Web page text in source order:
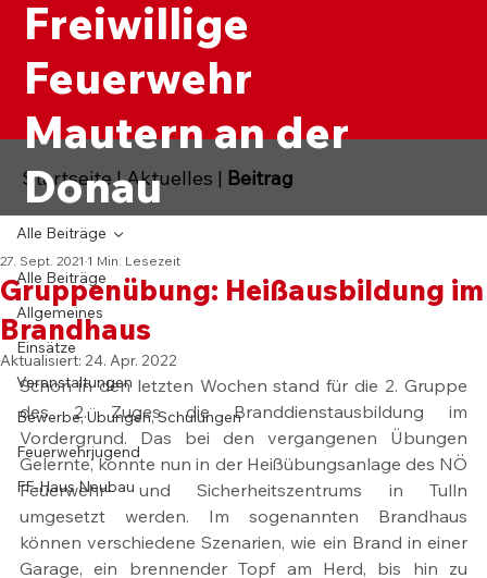
Freiwillige
Feuerwehr
Mautern an der
Donau
Alle Beiträge
Allgemeines
Einsätze
Veranstaltungen
Bewerbe, Übungen, Schulungen
Feuerwehrjugend
FF-Haus Neubau
Alle Beiträge
Gruppenübung: Heißausbildung im
Brandhaus
27. Sept. 2021 1 Min. Lesezeit
Aktualisiert: 24. Apr. 2022
Schon in den letzten Wochen stand für die 2. Gruppe
des 2. Zuges die Branddienstausbildung im
Vordergrund. Das bei den vergangenen Übungen
Gelernte, konnte nun in der Heißübungsanlage des NÖ
Feuerwehr- und Sicherheitszentrums in Tulln
umgesetzt werden. Im sogenannten Brandhaus
können verschiedene Szenarien, wie ein Brand in einer
Garage, ein brennender Topf am Herd, bis hin zu
Startseite|Aktuelles | Beitrag